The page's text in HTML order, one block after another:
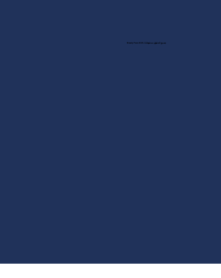
جميع الحقوق محفوظة لـ Steady Pace 2025